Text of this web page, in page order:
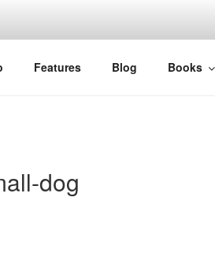
Features Blog Books
dog